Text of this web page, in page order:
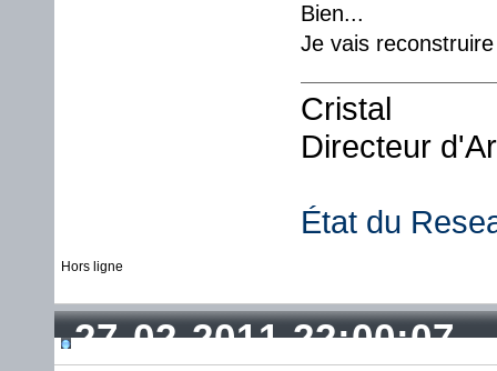
Bien...
Je vais
Cristal
Directeur
État du
Hors ligne
27-02-2011 22:00:07